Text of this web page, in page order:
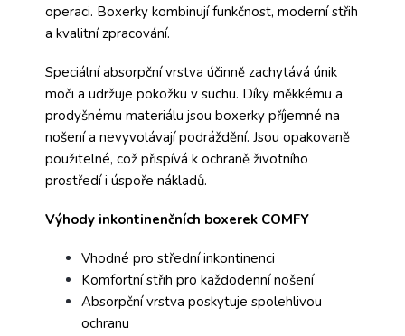
operaci. Boxerky kombinují funkčnost, moderní střih
a kvalitní zpracování.
Speciální absorpční vrstva účinně zachytává únik
moči a udržuje pokožku v suchu. Díky měkkému a
prodyšnému materiálu jsou boxerky příjemné na
nošení a nevyvolávají podráždění. Jsou opakovaně
použitelné, což přispívá k ochraně životního
prostředí i úspoře nákladů.
Výhody inkontinenčních boxerek COMFY
Vhodné pro střední inkontinenci
Komfortní střih pro každodenní nošení
Absorpční vrstva poskytuje spolehlivou
ochranu